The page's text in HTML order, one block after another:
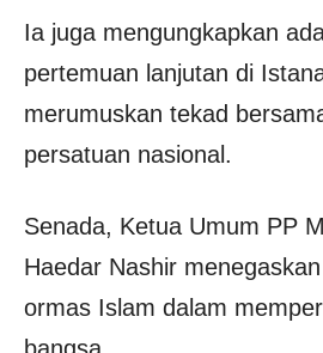
Ia juga mengungkapkan
pertemuan lanjutan di
merumuskan tekad
persatuan nasional.
Senada, Ketua Umum PP
Haedar Nashir
ormas Islam dalam